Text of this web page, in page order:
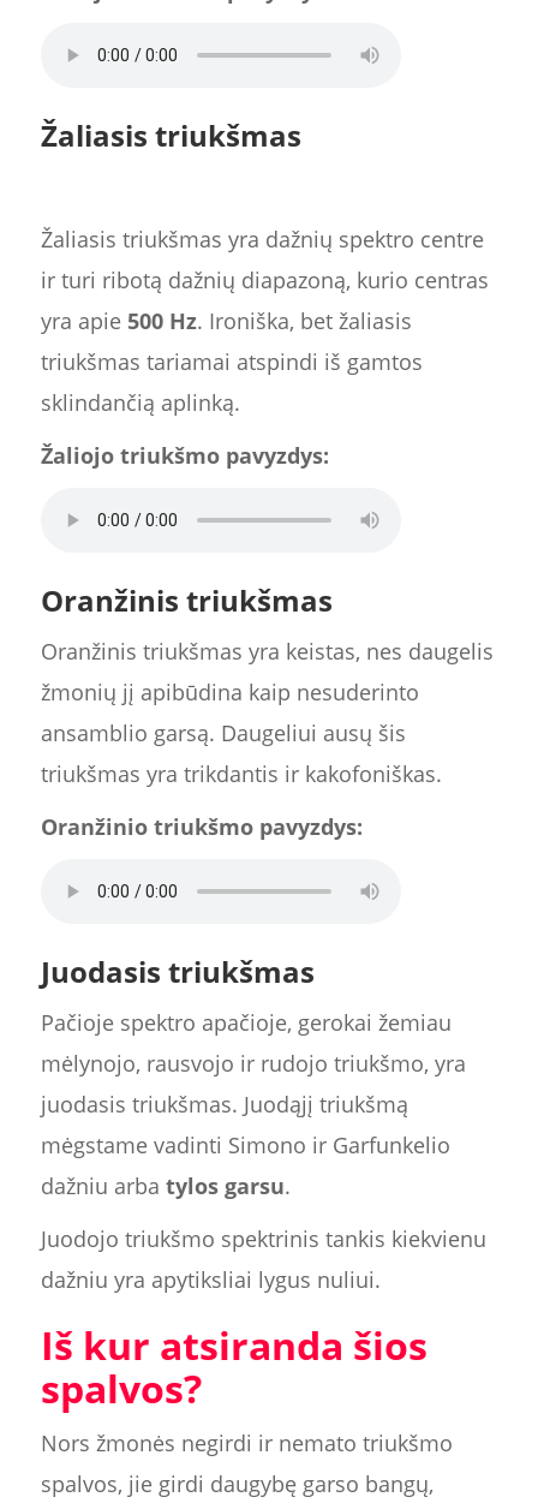
Žaliasis triukšmas
Žaliasis triukšmas yra dažnių spektro centre
ir turi ribotą dažnių diapazoną, kurio centras
yra apie 500 Hz. Ironiška, bet žaliasis
triukšmas tariamai atspindi iš gamtos
sklindančią aplinką.
Žaliojo triukšmo pavyzdys:
Oranžinis triukšmas
Oranžinis triukšmas yra keistas, nes daugelis
žmonių jį apibūdina kaip nesuderinto
ansamblio garsą. Daugeliui ausų šis
triukšmas yra trikdantis ir kakofoniškas.
Oranžinio triukšmo pavyzdys:
Juodasis triukšmas
Pačioje spektro apačioje, gerokai žemiau
mėlynojo, rausvojo ir rudojo triukšmo, yra
juodasis triukšmas. Juodąjį triukšmą
mėgstame vadinti Simono ir Garfunkelio
dažniu arba tylos garsu.
Juodojo triukšmo spektrinis tankis kiekvienu
dažniu yra apytiksliai lygus nuliui.
Iš kur atsiranda šios
spalvos?
Nors žmonės negirdi ir nemato triukšmo
spalvos, jie girdi daugybę garso bangų,